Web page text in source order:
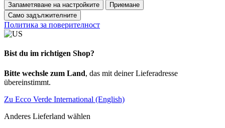
Запаметяване на настройките
Приемане
Само задължителните
Политика за поверителност
Bist du im richtigen Shop?
Bitte wechsle zum Land, das mit deiner Lieferadresse
übereinstimmt.
Zu Ecco Verde International (English)
Anderes Lieferland wählen